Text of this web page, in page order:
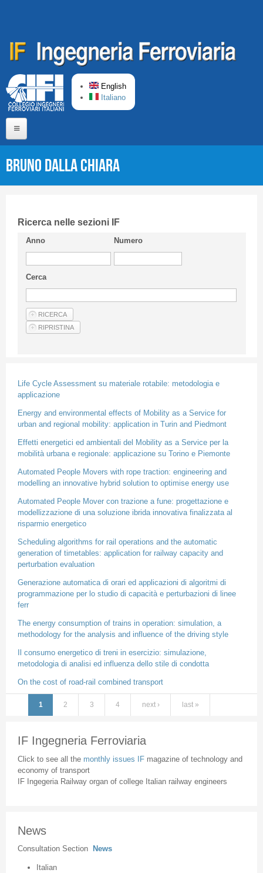
English
Italiano
Short presentation CIFI
Guideline
Privacy & Policy
Articles
Bruno DALLA CHIARA
Ricerca nelle sezioni IF
Anno Numero
Cerca
Life Cycle Assessment su materiale rotabile: metodologia e
applicazione
Energy and environmental effects of Mobility as a Service for
urban and regional mobility: application in Turin and Piedmont
Effetti energetici ed ambientali del Mobility as a Service per la
mobilità urbana e regionale: applicazione su Torino e Piemonte
Automated People Movers with rope traction: engineering and
modelling an innovative hybrid solution to optimise energy use
Automated People Mover con trazione a fune: progettazione e
modellizzazione di una soluzione ibrida innovativa finalizzata al
risparmio energetico
Scheduling algorithms for rail operations and the automatic
generation of timetables: application for railway capacity and
perturbation evaluation
Generazione automatica di orari ed applicazioni di algoritmi di
programmazione per lo studio di capacità e perturbazioni di linee
ferr
The energy consumption of trains in operation: simulation, a
methodology for the analysis and influence of the driving style
Il consumo energetico di treni in esercizio: simulazione,
metodologia di analisi ed influenza dello stile di condotta
On the cost of road-rail combined transport
Pages
1 2 3 4 next › last »
IF Ingegneria Ferroviaria
Click to see all the monthly issues IF magazine of technology and
economy of transport
IF Ingegeria Railway organ of college Italian railway engineers
News
Consultation Section News
Italian